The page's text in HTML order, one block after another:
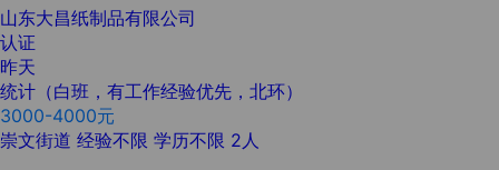
山东大昌纸制品有限公司
认证
昨天
统计（白班，有工作经验优先，北环）
3000-4000元
崇文街道 经验不限 学历不限 2人